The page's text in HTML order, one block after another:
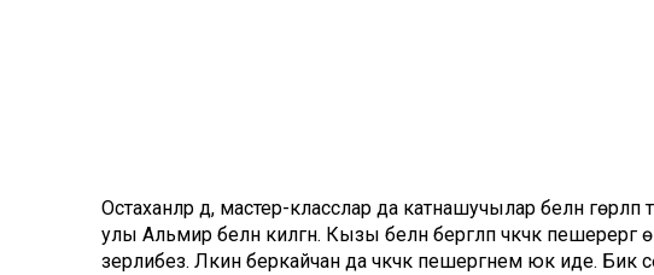
Остаханәләр дә, мастер-класслар да катнашучылар белән
улы Альмир белән килгән. Кызы белән бергәләп чәкчәк
әзерлибез. Ләкин беркайчан да чәкчәк пешергәнем юк иде. Бик